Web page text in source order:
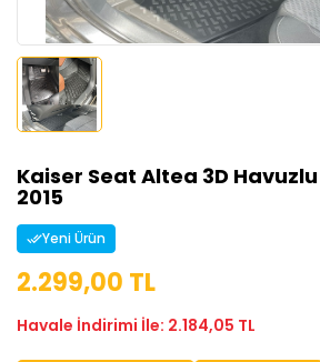
Kaiser Seat Altea 3D
2015
Yeni Ürün
2.299,00 TL
Havale İndirimi İle: 2.184,05 TL